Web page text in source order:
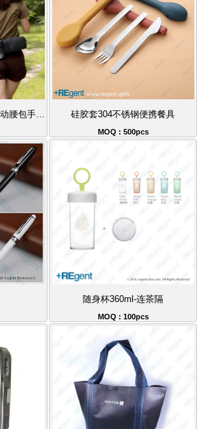
韩系跑步腰包超轻防水运动腰包手机腰包 硅胶套304不锈钢便携餐具
MOQ : 500pcs
随身杯360ml-连茶隔
MOQ : 100pcs